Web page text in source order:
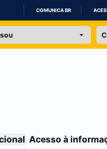
IR
COMUNICA BR
Acesso à